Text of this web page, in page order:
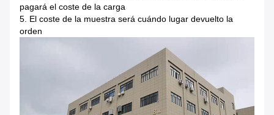
pagará el coste de la carga
5. El coste de la muestra será cuándo lugar devuelto la
orden